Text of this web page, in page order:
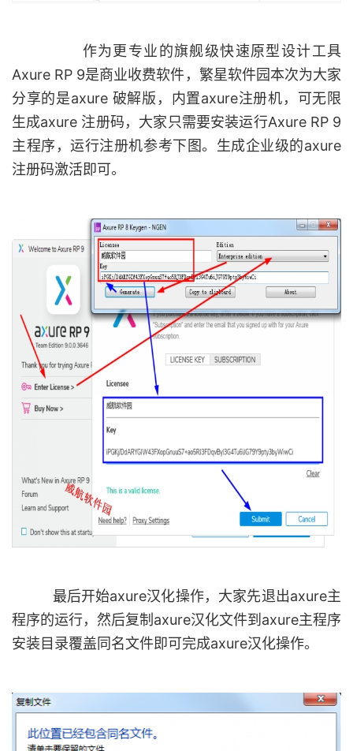
作为更专业的旗舰级快速原型设计工具
Axure RP 9是商业收费软件，繁星软件园本次为大家
分享的是axure 破解版，内置axure注册机，可无限
生成axure 注册码，大家只需要安装运行Axure RP 9
主程序，运行注册机参考下图。生成企业级的axure
注册码激活即可。
最后开始axure汉化操作，大家先退出axure主
程序的运行，然后复制axure汉化文件到axure主程序
安装目录覆盖同名文件即可完成axure汉化操作。